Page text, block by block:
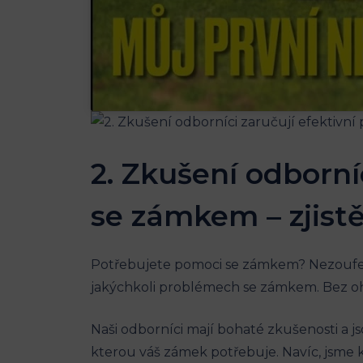
2. Zkušení
se zámkem –
Potřebujete pomoci se zámkem?
jakýchkoli problémech se zámkem. Bez
Naši odborníci mají bohaté zkušenosti a
kterou váš zámek potřebuje. Navíc,